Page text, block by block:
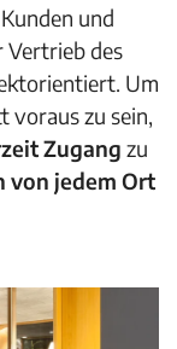
und
Vertrieb des
Um
voraus zu sein,
Zugang zu
von jedem Ort